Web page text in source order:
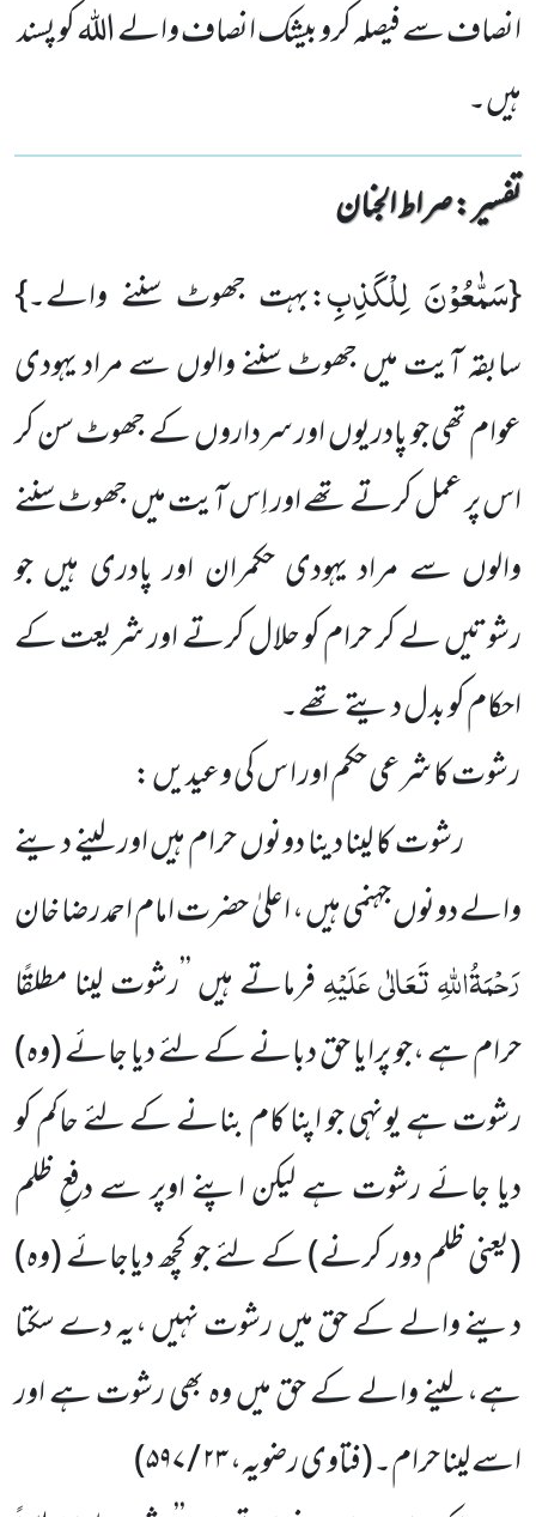
انصاف سے فیصلہ کرو بیشک انصاف والے اللہ کو پسند
ہیں۔
تفسیر : ‎صراط الجنان
{سَمّٰعُوْنَ لِلْكَذِبِ:بہت جھوٹ سننے والے۔}
سابقہ آیت میں جھوٹ سننے والوں سے مراد یہودی
عوام تھی جو پادریوں اور سرداروں کے جھوٹ سن کر
اس پر عمل کرتے تھے اور اِس آیت میں جھوٹ سننے
والوں سے مراد یہودی حکمران اور پادری ہیں جو
رشوتیں لے کر حرام کو حلال کرتے اور شریعت کے
احکام کو بدل دیتے تھے۔
رشوت کا شرعی حکم اور ا س کی وعیدیں :
رشوت کا لینا دینا دونوں حرام ہیں اور لینے دینے
والے دونوں جہنمی ہیں ، اعلیٰ حضرت امام احمد رضا خان
رَحْمَۃُاللہِ تَعَالٰی عَلَیْہِفرماتے ہیں ’’رشوت لینا مطلقًا
حرام ہے ،جو پرایا حق دبانے کے لئے دیا جائے (وہ)
رشوت ہے یونہی جو اپنا کام بنانے کے لئے حاکم کو
دیا جائے رشوت ہے لیکن اپنے اوپر سے دفعِ ظلم
(یعنی ظلم دور کرنے)کے لئے جو کچھ دیاجائے (وہ)
دینے والے کے حق میں رشوت نہیں ،یہ دے سکتا
ہے، لینے والے کے حق میں وہ بھی رشوت ہے اور
اسے لینا حرام۔(فتاوی رضویہ،۲۳ / ۵۹۷)